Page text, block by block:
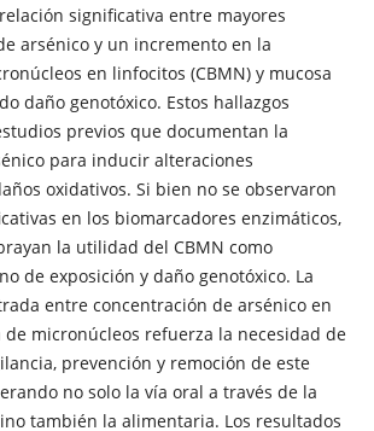
significativa entre mayores
arsénico y un incremento en la
en linfocitos (CBMN) y mucosa
daño genotóxico. Estos hallazgos
previos que documentan la
para inducir alteraciones
oxidativos. Si bien no se observaron
en los biomarcadores enzimáticos,
la utilidad del CBMN como
de exposición y daño genotóxico. La
entre concentración de arsénico en
de micronúcleos refuerza la necesidad de
prevención y remoción de este
no solo la vía oral a través de la
también la alimentaria. Los resultados